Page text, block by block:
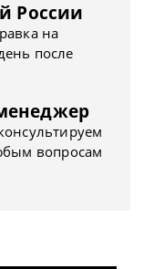
России
на
после
вопросам